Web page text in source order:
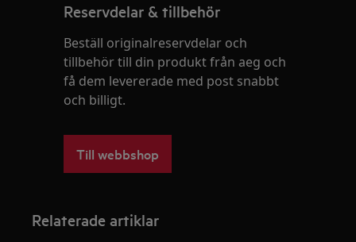
Reservdelar & tillbehör
Beställ originalreservdelar och
tillbehör till din produkt från aeg och
få dem levererade med post snabbt
och billigt.
Till webbshop
Relaterade artiklar